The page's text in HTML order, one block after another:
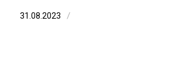
31.08.2023 /